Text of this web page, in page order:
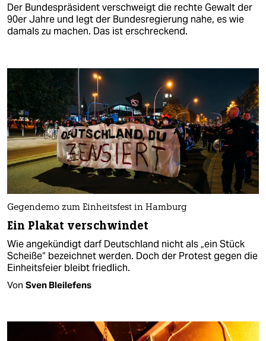
Der Bundespräsident verschweigt die rechte Gewalt der
90er Jahre und legt der Bundesregierung nahe, es wie
damals zu machen. Das ist erschreckend.
Gegendemo zum Einheitsfest in Hamburg
Ein Plakat verschwindet
Wie angekündigt darf Deutschland nicht als „ein Stück
Scheiße“ bezeichnet werden. Doch der Protest gegen die
Einheitsfeier bleibt friedlich.
Von Sven Bleilefens